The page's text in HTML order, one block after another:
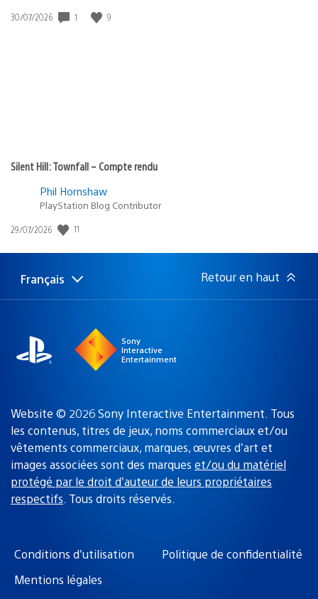
Date
30/07/2026 1 9
Silent Hill: Townfall – Compte rendu
Phil Hornshaw
PlayStation Blog Contributor
Date
publication
29/07/2026 11
Choisir
Région
Français Retour en haut
Sony
Interactive
Entertainment
Website © 2026 Sony Interactive Entertainment. Tous
les contenus, titres de jeux, noms commerciaux et/ou
vêtements commerciaux, marques, œuvres d’art et
images associées sont des marques et/ou du matériel
protégé par le droit d’auteur de leurs propriétaires
respectifs. Tous droits réservés.
Conditions d’utilisation
Politique de confidentialité
Mentions légales